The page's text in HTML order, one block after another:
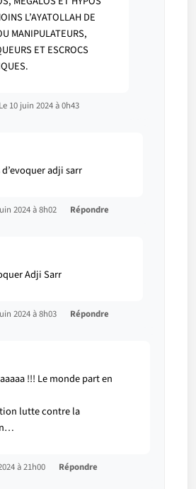
L’AYATOLLAH DE
MANIPULATEURS,
ET ESCROCS
Le 10 juin 2024 à 0h43
adji sarr
2024 à 8h02 Répondre
Adji Sarr
2024 à 8h03 Répondre
!!! Le monde part en
lutte contre la
à 21h00 Répondre